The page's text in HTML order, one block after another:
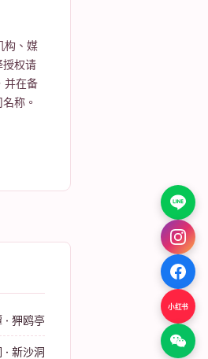
构、媒
权请
并在备
称。
· 狎鸥亭
· 新沙洞
小红书